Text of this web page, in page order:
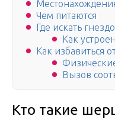
Чем питаются
Где искать
Как
Как избавиться
Вызов
Кто такие